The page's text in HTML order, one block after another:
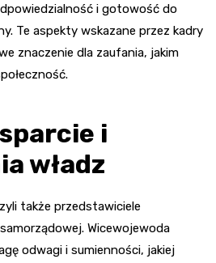
i gotowość do
Te aspekty wskazane przez kadry
znaczenie dla zaufania, jakim
i
władz
także przedstawiciele
Wicewojewoda
odwagi i sumienności, jakiej